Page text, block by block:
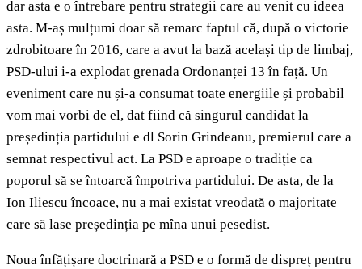
dar asta e o întrebare pentru strategii care au venit cu ideea
asta. M-aș mulțumi doar să remarc faptul că, după o victorie
zdrobitoare în 2016, care a avut la bază același tip de limbaj,
PSD-ului i-a explodat grenada Ordonanței 13 în față. Un
eveniment care nu și-a consumat toate energiile și probabil
vom mai vorbi de el, dat fiind că singurul candidat la
președinția partidului e dl Sorin Grindeanu, premierul care a
semnat respectivul act. La PSD e aproape o tradiție ca
poporul să se întoarcă împotriva partidului. De asta, de la
Ion Iliescu încoace, nu a mai existat vreodată o majoritate
care să lase președinția pe mîna unui pesedist.
Noua înfățișare doctrinară a PSD e o formă de dispreț pentru